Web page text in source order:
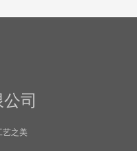
司
之美